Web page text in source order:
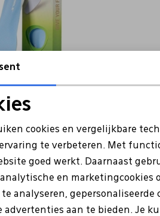
geen kleurvariant
cookies
cookies
cookies en vergelijkbare
te verbeteren. Met
goed werkt. Daarnaast
analytische en marketingcookies
analyseren,
advertenties aan te bieden. Je